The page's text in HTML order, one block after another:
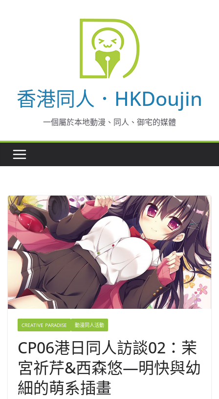
香港同人．HKDoujin
一個屬於本地動漫、同人、御宅的媒體
CREATIVE PARADISE 動漫同人活動
CP06港日同人訪談02：茉
宮祈芹&西森悠—明快與幼
細的萌系插畫